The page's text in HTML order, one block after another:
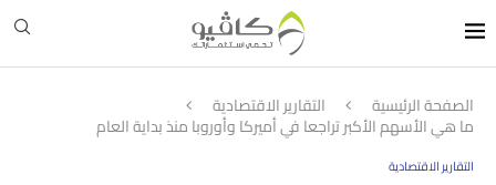
الصفحة الرئيسية التقارير الاقتصادية
ما هي الأسهم الأكبر تراجعا في أميركا وأوروبا منذ بداية العام
التقارير الاقتصادية